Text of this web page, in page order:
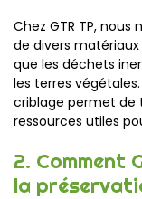
Chez GTR TP,
de divers
que les déchets
les terres
criblage permet de
ressources utiles
2. Comment
la